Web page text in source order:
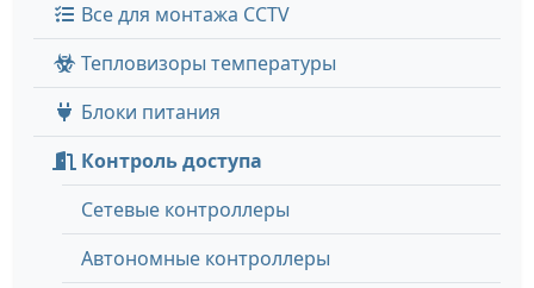
Все для монтажа CCTV
Тепловизоры температуры
Блоки питания
Контроль доступа
Сетевые контроллеры
Автономные контроллеры